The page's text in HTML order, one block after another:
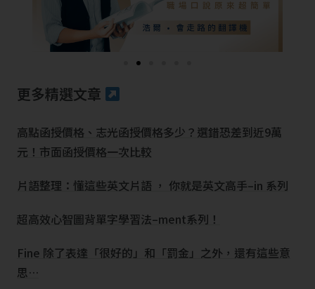
更多精選文章
高點函授價格、志光函授價格多少？選錯恐差到近9萬
元！市面函授價格一次比較
片語整理：懂這些英文片語 ， 你就是英文高手–in 系列
超高效心智圖背單字學習法–ment系列！
Fine 除了表達「很好的」和「罰金」之外，還有這些意
思…